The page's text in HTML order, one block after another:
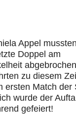
Appel
Doppel am
abgebrochen
zu diesem
ersten Match der
wurde der
gefeiert!